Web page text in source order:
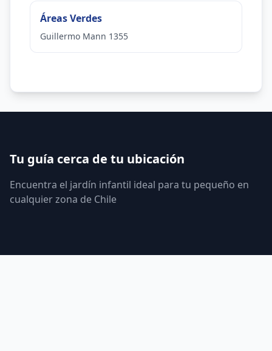
Áreas Verdes
Guillermo Mann 1355
Tu guía cerca de tu ubicación
Encuentra el jardín infantil ideal para tu pequeño en
cualquier zona de Chile